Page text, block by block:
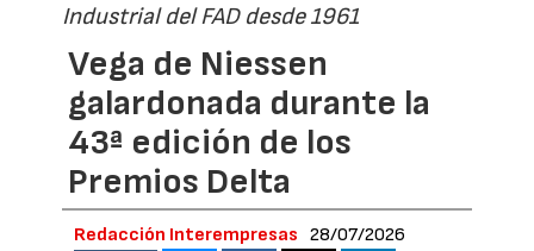
Industrial del FAD desde 1961
Vega de Niessen
galardonada durante la
43ª edición de los
Premios Delta
Redacción Interempresas 28/07/2026